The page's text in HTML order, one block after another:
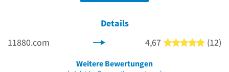
Details
11880.com
4,67 5 von
(12)
Weitere Bewertungen